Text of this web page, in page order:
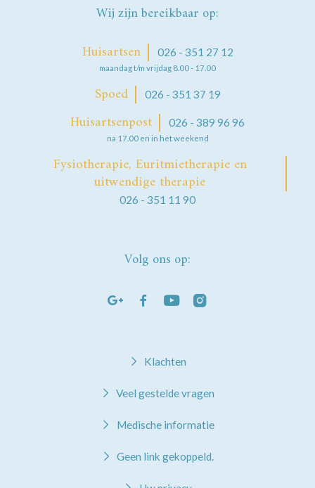
Wij zijn bereikbaar op:
Huisartsen 026 - 351 27 12
maandag t/m vrijdag 8.00 - 17.00
Spoed 026 - 351 37 19
Huisartsenpost 026 - 389 96 96
na 17.00 en in het weekend
Fysiotherapie, Euritmietherapie en
uitwendige therapie
026 - 351 11 90
Volg ons op:
Klachten
Veel gestelde vragen
Medische informatie
Geen link gekoppeld.